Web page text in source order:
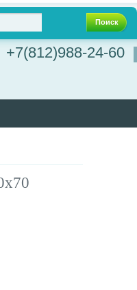
Поиск
+7(812)988-24-60